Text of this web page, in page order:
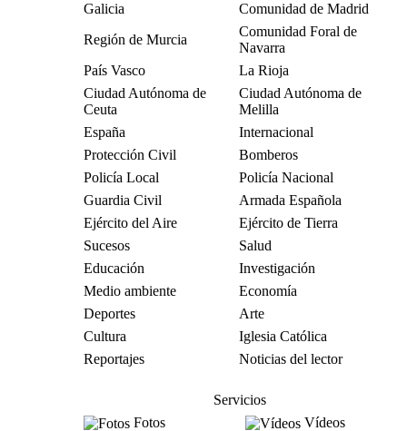
Galicia
Comunidad de Madrid
Región de Murcia
Comunidad Foral de
Navarra
País Vasco
La Rioja
Ciudad Autónoma de
Ceuta
Ciudad Autónoma de
Melilla
España
Internacional
Protección Civil
Bomberos
Policía Local
Policía Nacional
Guardia Civil
Armada Española
Ejército del Aire
Ejército de Tierra
Sucesos
Salud
Educación
Investigación
Medio ambiente
Economía
Deportes
Arte
Cultura
Iglesia Católica
Reportajes
Noticias del lector
Servicios
Fotos
Vídeos